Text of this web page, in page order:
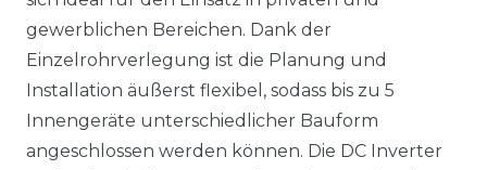
gewerblichen Bereichen. Dank der
Einzelrohrverlegung ist die Planung und
Installation äußerst flexibel, sodass bis zu 5
Innengeräte unterschiedlicher Bauform
angeschlossen werden können. Die DC Inverter